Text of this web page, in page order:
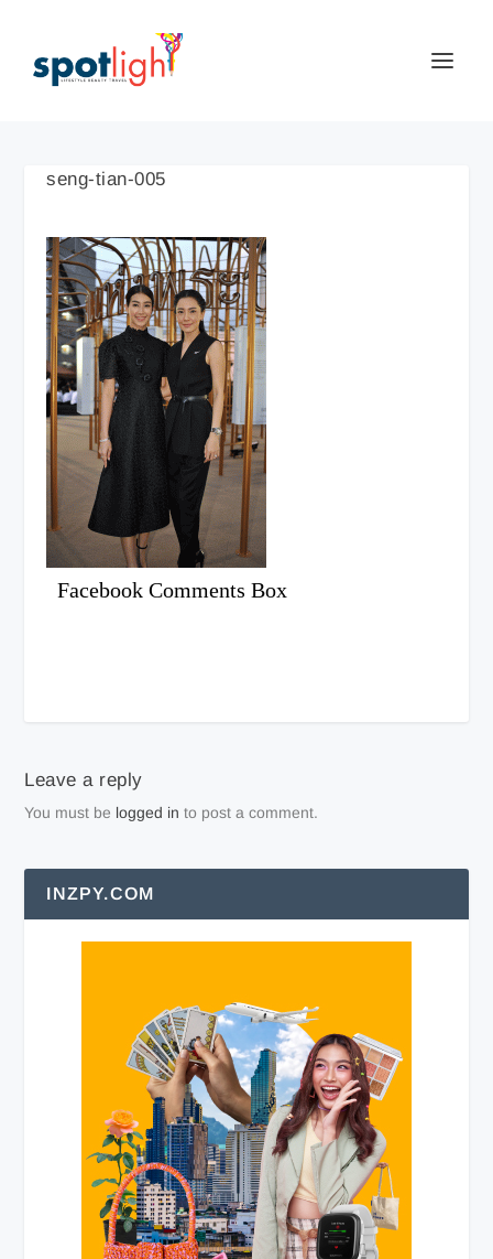
seng-tian-005
Facebook Comments Box
Leave a reply
You must be logged in to post a comment.
INZPY.COM